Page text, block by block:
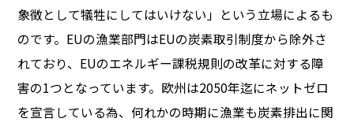
象徴として犠牲にしてはいけない」という立場によるも
のです。EUの漁業部門はEUの炭素取引制度から除外さ
れており、EUのエネルギー課税規則の改革に対する障
害の1つとなっています。欧州は2050年迄にネットゼロ
を宣言している為、何れかの時期に漁業も炭素排出に関